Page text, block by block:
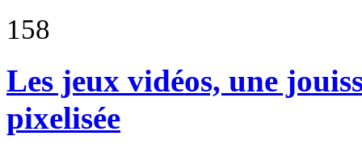
158
Les jeux vidéos, une
pixelisée